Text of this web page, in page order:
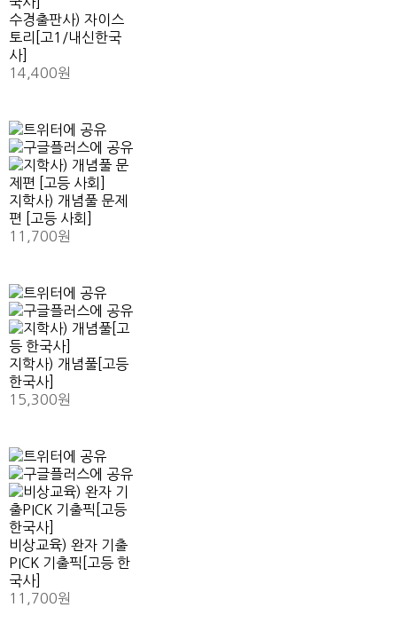
수경출판사) 자이스
토리[고1/내신한국
사]
14,400원
지학사) 개념풀 문제
편 [고등 사회]
11,700원
지학사) 개념풀[고등
한국사]
15,300원
비상교육) 완자 기출
PICK 기출픽[고등 한
국사]
11,700원